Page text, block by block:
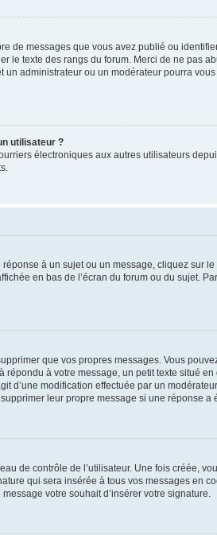
de messages que vous avez publié ou
le texte des rangs du forum. Merci de ne pas
administrateur ou un modérateur pourra
utilisateur ?
électroniques aux autres utilisateurs
à un sujet ou un message, cliquez sur
en bas de l’écran du forum ou du sujet.
que vos propres messages. Vous
à votre message, un petit texte situé
d’une modification effectuée par un
leur propre message si une réponse a
de contrôle de l’utilisateur. Une fois créée,
qui sera insérée à tous vos messages en
votre souhait d’insérer votre signature.